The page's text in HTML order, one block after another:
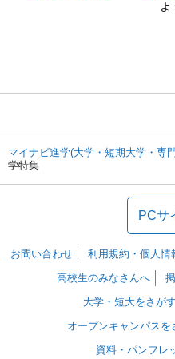
よ
マイナビ進学(大学・短期大学・専
学特集
PCサ
お問い合わせ 利用規約・個人情
高校生のみなさんへ
大学・短大をさがす
オープンキャンパスを
資料・パンフレ